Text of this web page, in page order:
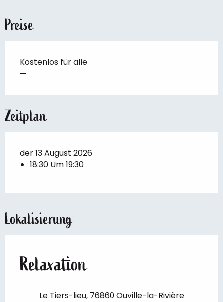
Preise
Kostenlos für alle
—
Zeitplan
der 13 August 2026
18:30 Um 19:30
Lokalisierung
Relaxation
Le Tiers-lieu, 76860 Ouville-la-Rivière